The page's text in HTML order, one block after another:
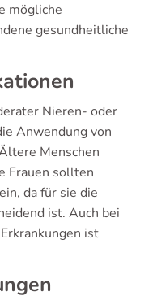
mögliche
gesundheitliche
Nieren- oder
Anwendung von
Menschen
Frauen sollten
da für sie die
ist. Auch bei
ist